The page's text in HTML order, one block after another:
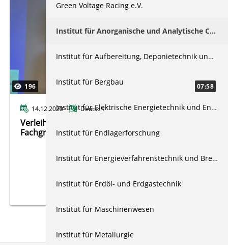
196 07:58
14.12.2020 Deutsch
Verleihung des Absolventenpreises der
Fachgruppe Analytische Chemie in der
Green Voltage Racing e.V.
Institut für Anorganische und Analytische Chemie
Institut für Aufbereitung, Deponietechnik und Geomechanik
Institut für Bergbau
Institut für Elektrische Energietechnik und Energiesysteme
Institut für Endlagerforschung
Institut für Energieverfahrenstechnik und Brennstofftechnik
Institut für Erdöl- und Erdgastechnik
Institut für Maschinenwesen
Institut für Metallurgie